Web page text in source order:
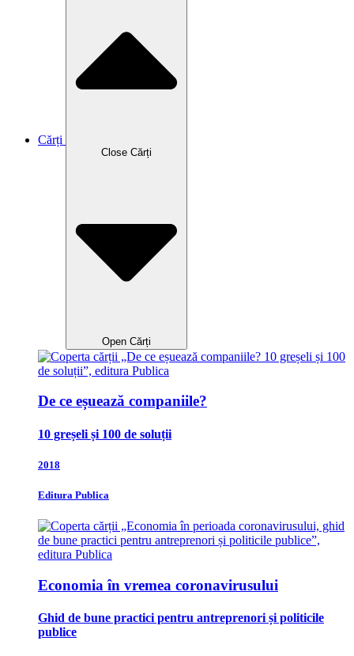
Cărți
Close Cărți
Open Cărți
De ce eșuează companiile?
10 greșeli și 100 de soluții
2018
Editura Publica
Economia în vremea coronavirusului
Ghid de bune practici pentru antreprenori și politicile
publice